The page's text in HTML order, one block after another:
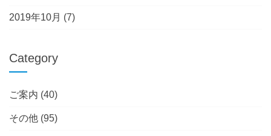
2019年10月 (7)
Category
ご案内 (40)
その他 (95)